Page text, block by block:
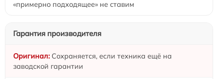
«примерно подходящее» не ставим
Гарантия производителя
Сохраняется, если техника ещё на
заводской гарантии